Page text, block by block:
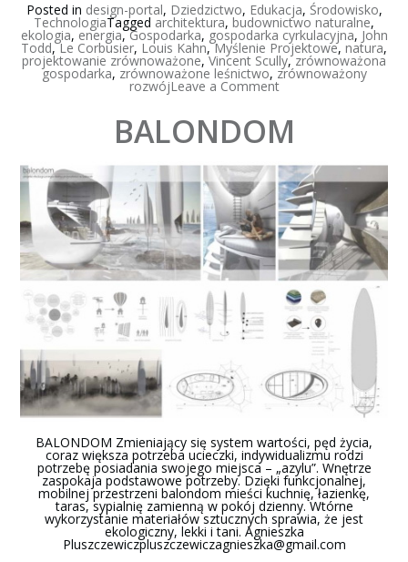
Posted in design-portal, Dziedzictwo, Edukacja, Środowisko,
TechnologiaTagged architektura, budownictwo naturalne,
ekologia, energia,Gospodarka, gospodarka cyrkulacyjna, John
Todd,Le Corbusier, Louis Kahn,Myślenie Projektowe, natura,
projektowanie zrównoważone, Vincent Scully,zrównoważona
gospodarka, zrównoważone leśnictwo, zrównoważony
rozwójLeave a Commenton
według
William’a
BALONDOM
BALONDOM Zmieniający się system wartości, pęd życia,
coraz większa potrzeba ucieczki, indywidualizmu rodzi
potrzebę posiadania swojego miejsca – „azylu”. Wnętrze
zaspokaja podstawowe potrzeby. Dzięki funkcjonalnej,
mobilnej przestrzeni balondom mieści kuchnię, łazienkę,
taras, sypialnię zamienną w pokój dzienny. Wtórne
wykorzystanie materiałów sztucznych sprawia, że jest
ekologiczny, lekki i tani. Agnieszka
Pluszczewiczpluszczewiczagnieszka@gmail.com